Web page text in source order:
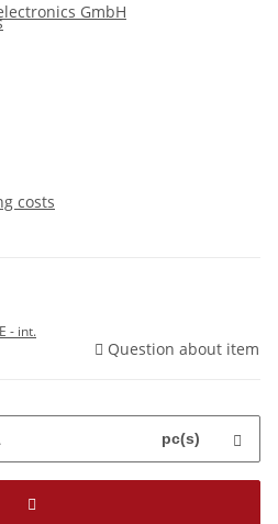
GmbH
costs
- int.
Question about item
pc(s)